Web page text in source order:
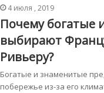
4 июля , 2019
Почему богатые
выбирают
Ривьеру?
Богатые и знаменитые
побережье из-за его